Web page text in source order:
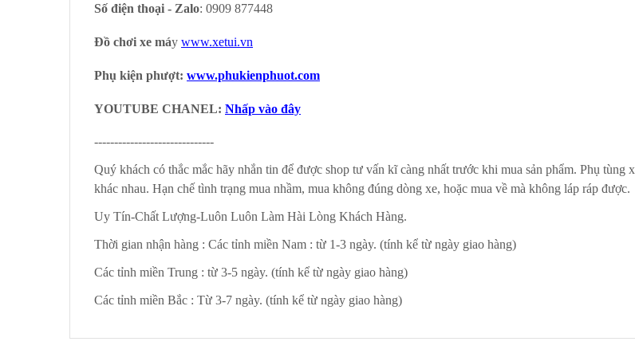
Số điện thoại - Zalo: 0909 877448
Đồ chơi xe máy www.xetui.vn
Phụ kiện phượt: www.phukienphuot.com
YOUTUBE CHANEL: Nhấp vào đây
------------------------------
Quý khách có thắc mắc hãy nhắn tin để được shop tư vấn kĩ càng nhất trước khi mua sản phẩm. Phụ
khác nhau. Hạn chế tình trạng mua nhầm, mua không đúng dòng xe, hoặc mua về mà không láp ráp được.
Uy Tín-Chất Lượng-Luôn Luôn Làm Hài Lòng Khách Hàng.
Thời gian nhận hàng : Các tỉnh miền Nam : từ 1-3 ngày. (tính kể từ ngày giao hàng)
Các tỉnh miền Trung : từ 3-5 ngày. (tính kể từ ngày giao hàng)
Các tỉnh miền Bắc : Từ 3-7 ngày. (tính kể từ ngày giao hàng)